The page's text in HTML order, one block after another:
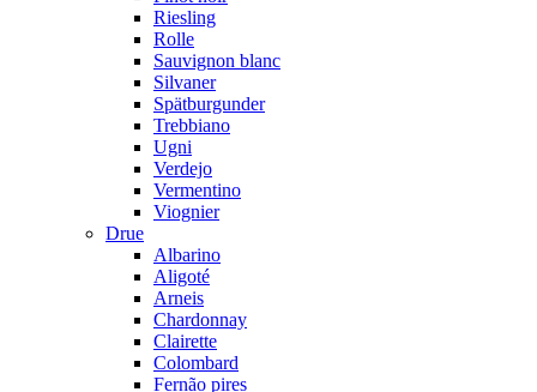
Riesling
Rolle
Sauvignon blanc
Silvaner
Spätburgunder
Trebbiano
Ugni
Verdejo
Vermentino
Viognier
Drue
Albarino
Aligoté
Arneis
Chardonnay
Clairette
Colombard
Fernão pires